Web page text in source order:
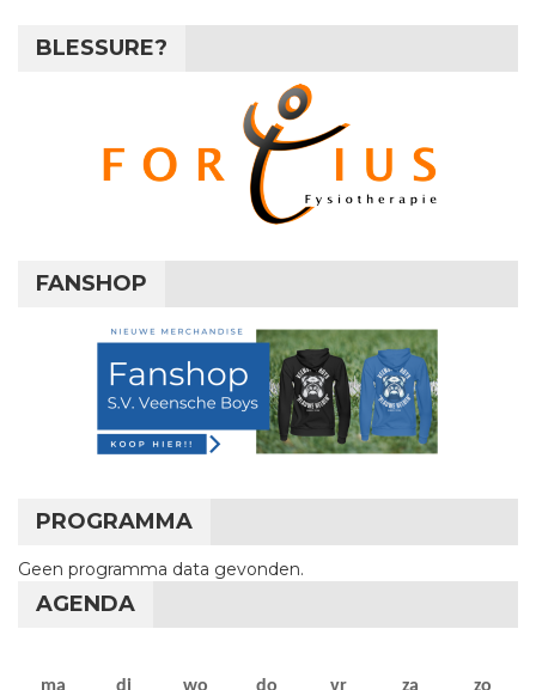
BLESSURE?
FANSHOP
PROGRAMMA
Geen programma data gevonden.
AGENDA
maandagdinsdag woensdagdonderdagvrijdag zaterdag